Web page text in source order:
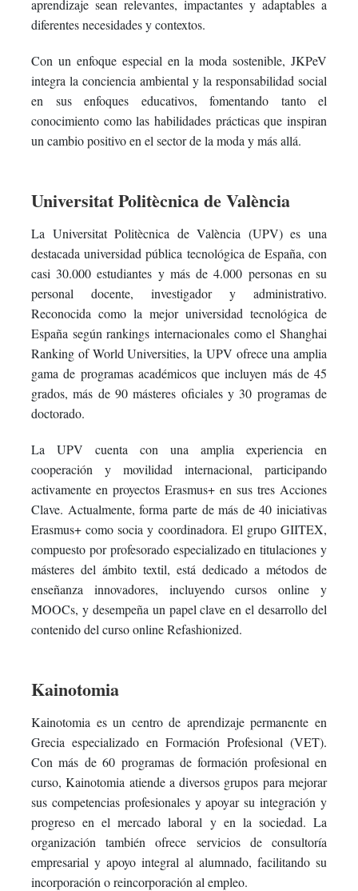
aprendizaje sean relevantes, impactantes y adaptables a
diferentes necesidades y contextos.
Con un enfoque especial en la moda sostenible, JKPeV
integra la conciencia ambiental y la responsabilidad social
en sus enfoques educativos, fomentando tanto el
conocimiento como las habilidades prácticas que inspiran
un cambio positivo en el sector de la moda y más allá.
Universitat Politècnica de València
La Universitat Politècnica de València (UPV) es una
destacada universidad pública tecnológica de España, con
casi 30.000 estudiantes y más de 4.000 personas en su
personal docente, investigador y administrativo.
Reconocida como la mejor universidad tecnológica de
España según rankings internacionales como el Shanghai
Ranking of World Universities, la UPV ofrece una amplia
gama de programas académicos que incluyen más de 45
grados, más de 90 másteres oficiales y 30 programas de
doctorado.
La UPV cuenta con una amplia experiencia en
cooperación y movilidad internacional, participando
activamente en proyectos Erasmus+ en sus tres Acciones
Clave. Actualmente, forma parte de más de 40 iniciativas
Erasmus+ como socia y coordinadora. El grupo GIITEX,
compuesto por profesorado especializado en titulaciones y
másteres del ámbito textil, está dedicado a métodos de
enseñanza innovadores, incluyendo cursos online y
MOOCs, y desempeña un papel clave en el desarrollo del
contenido del curso online Refashionized.
Kainotomia
Kainotomia es un centro de aprendizaje permanente en
Grecia especializado en Formación Profesional (VET).
Con más de 60 programas de formación profesional en
curso, Kainotomia atiende a diversos grupos para mejorar
sus competencias profesionales y apoyar su integración y
progreso en el mercado laboral y en la sociedad. La
organización también ofrece servicios de consultoría
empresarial y apoyo integral al alumnado, facilitando su
incorporación o reincorporación al empleo.